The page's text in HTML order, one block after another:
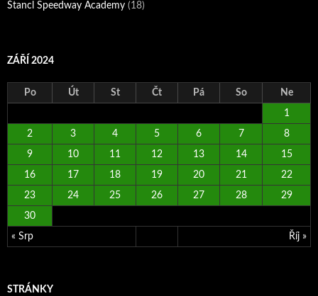
Štancl Speedway Academy (18)
ZÁŘÍ 2024
Po Út St Čt Pá So Ne
« Srp Říj »
1
2 3 4 5 6 7 8
9 10 11 12 13 14 15
16 17 18 19 20 21 22
23 24 25 26 27 28 29
30
STRÁNKY